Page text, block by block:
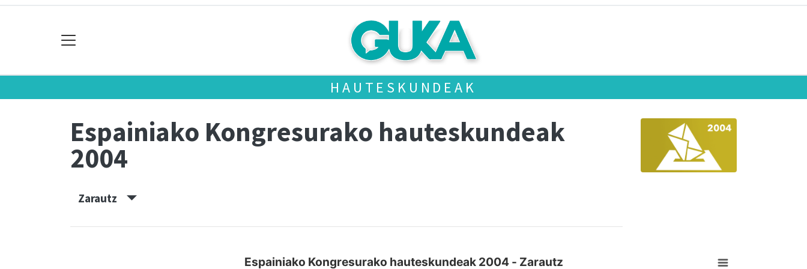
HAUTESKUNDEAK
Espainiako Kongresurako hauteskundeak
2004
Zarautz
Espainiako Kongresurako hauteskundeak 2004 - Zarautz